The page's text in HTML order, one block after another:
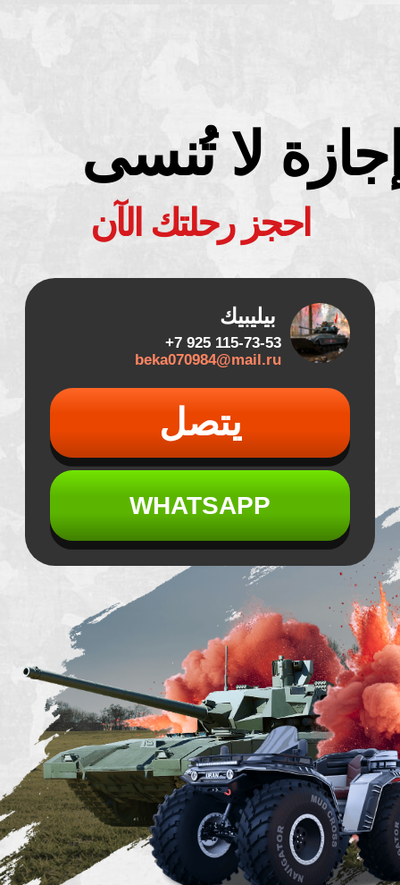
احجز رحلتك الآن
بيليبيك
WHATSAPP
استعد لخوض
المغامرة
القصوى
اختر برنامج قيادة
الدبابات المناسب لك
نسخة طبق الأصل مبنية على
BMP